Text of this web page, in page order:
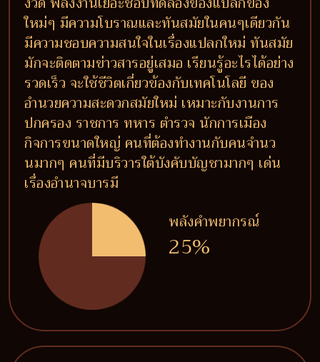
ใหม่ๆ มีความโบราณและทันสมัยในคนๆเดียวกัน
มีความชอบความสนใจในเรื่องแปลกใหม่ ทันสมัย
มักจะติดตามข่าวสารอยู่เสมอ เรียนรู้อะไรได้อย่าง
รวดเร็ว จะใช้ชีวิตเกี่ยวข้องกับเทคโนโลยี ของ
อำนวยความสะดวกสมัยใหม่ เหมาะกับงานการ
ปกครอง ราชการ ทหาร ตำรวจ นักการเมือง
กิจการขนาดใหญ่ คนที่ต้องทำงานกับคนจำนว
นมากๆ คนที่มีบริวารใต้บังคับบัญชามากๆ เด่น
เรื่องอำนาจบารมี
พลังคำพยากรณ์
25%